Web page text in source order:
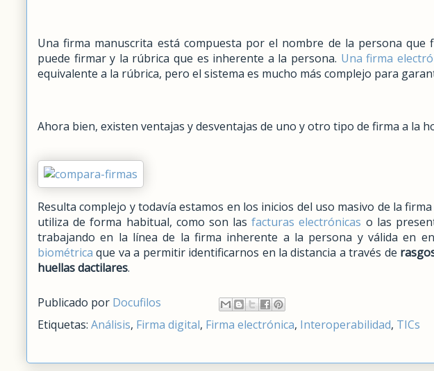
Una firma manuscrita está compuesta por el nombre de la persona
puede firmar y la rúbrica que es inherente a la persona. Una firma
equivalente a la rúbrica, pero el sistema es mucho más complejo para
Ahora bien, existen ventajas y desventajas de uno y otro tipo de firma a la
Resulta complejo y todavía estamos en los inicios del uso masivo de la
utiliza de forma habitual, como son lasfacturas electrónicas o las
trabajando en la línea de la firma inherente a la persona y válida en
biométrica que va a permitir identificarnos en la distancia a través de
huellas dactilares.
Publicado por Docufilos
Etiquetas: Análisis, Firma digital, Firma electrónica, Interoperabilidad, TICs